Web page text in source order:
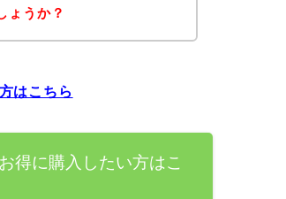
ょうか？
はこちら
得に購入したい方はこ